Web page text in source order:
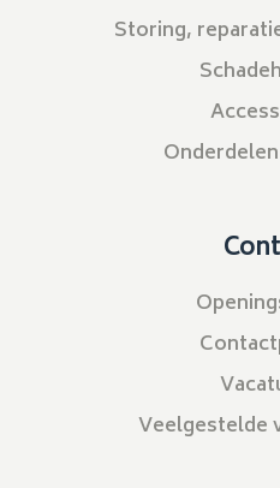
Storing,
Veelgestelde